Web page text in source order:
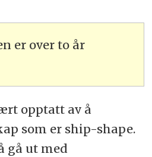
er over to år
opptatt av å
som er ship-shape.
gå ut med